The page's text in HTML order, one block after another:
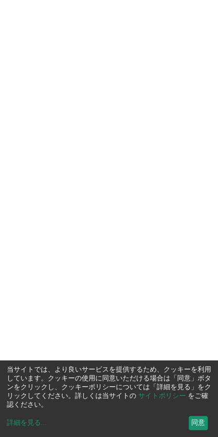
当サイトでは、より良いサービスを提供するため、クッキーを利用
しています。クッキーの使用に同意いただける場合は「同意」ボタ
ンをクリックし、クッキーポリシーについては「詳細を見る」をク
リックしてください。詳しくは当サイトの サイトポリシー をご確
認ください。
詳細を見る ... 同意